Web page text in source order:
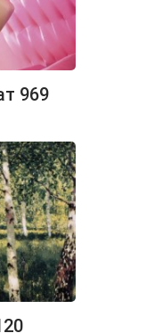
969